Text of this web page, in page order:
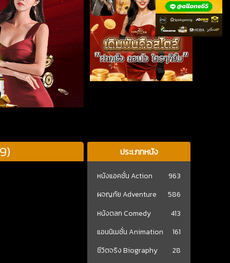
ประเภทหนัง
หนังแอคชั่น Action
963
ผจญภัย Adventure
586
หนังตลก Comedy
413
แอนนิเมชั่น Animation
161
ชีวิตจริง Biography
28